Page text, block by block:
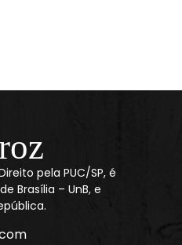
pela PUC/SP, é
Brasília – UnB, e